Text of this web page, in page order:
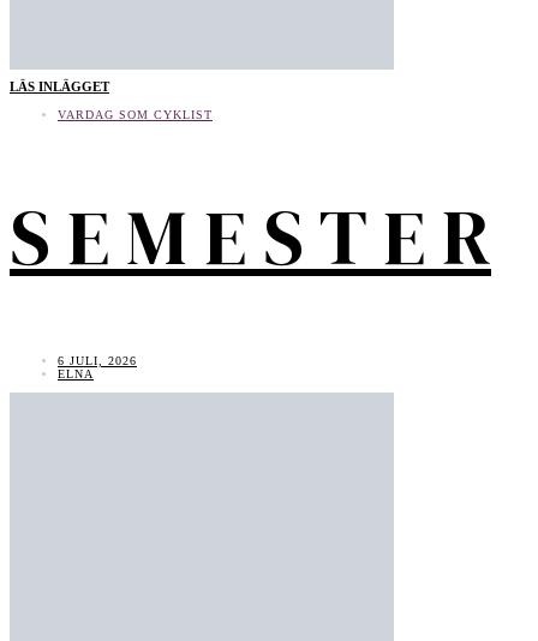
LÄS INLÄGGET
VARDAG SOM CYKLIST
S E M E S T E R
6 JULI, 2026
ELNA